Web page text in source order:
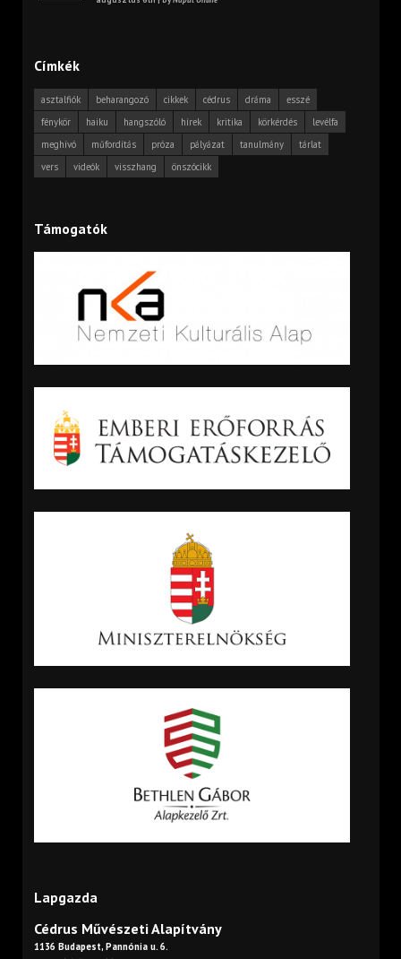
Címkék
asztalfiók beharangozó cikkek cédrus dráma
esszé
fénykör
haiku hangszóló hírek kritika körkérdés
levélfa
meghívó
műfordítás próza pályázat tanulmány
tárlat
vers
videók visszhang önszócikk
Támogatók
Lapgazda
Cédrus Művészeti Alapítvány
1136 Budapest, Pannónia u. 6.